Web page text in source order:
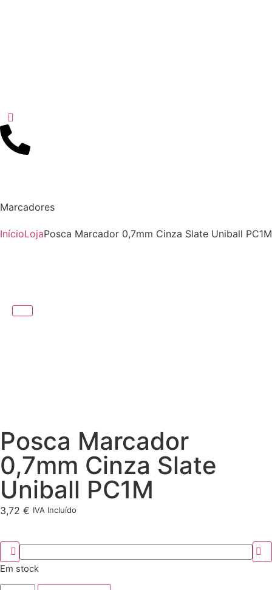
Marcadores
InícioLojaPosca Marcador 0,7mm Cinza Slate Uniball PC1M
Posca Marcador
0,7mm Cinza Slate
Uniball PC1M
3,72 € IVA Incluído
Em stock